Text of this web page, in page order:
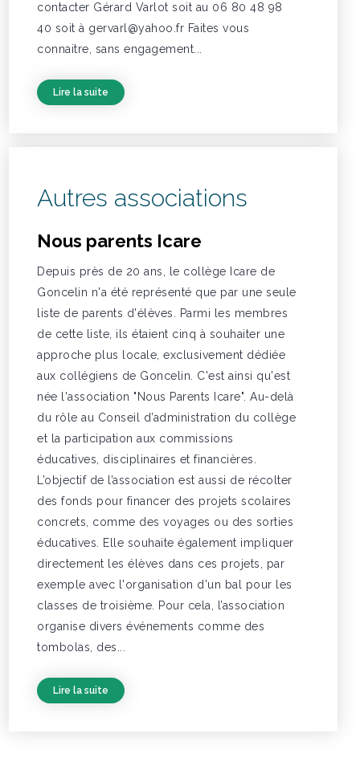
contacter Gérard Varlot soit au 06 80 48 98
40 soit à gervarl@yahoo.fr Faites vous
connaitre, sans engagement...
Lire la suite
Autres associations
Nous parents Icare
Depuis près de 20 ans, le collège Icare de
Goncelin n'a été représenté que par une seule
liste de parents d'élèves. Parmi les membres
de cette liste, ils étaient cinq à souhaiter une
approche plus locale, exclusivement dédiée
aux collégiens de Goncelin. C'est ainsi qu'est
née l'association "Nous Parents Icare". Au-delà
du rôle au Conseil d’administration du collège
et la participation aux commissions
éducatives, disciplinaires et financières.
L’objectif de l’association est aussi de récolter
des fonds pour financer des projets scolaires
concrets, comme des voyages ou des sorties
éducatives. Elle souhaite également impliquer
directement les élèves dans ces projets, par
exemple avec l'organisation d'un bal pour les
classes de troisième. Pour cela, l’association
organise divers événements comme des
tombolas, des...
Lire la suite